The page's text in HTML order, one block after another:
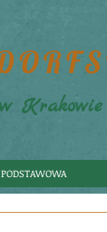
Krakowie